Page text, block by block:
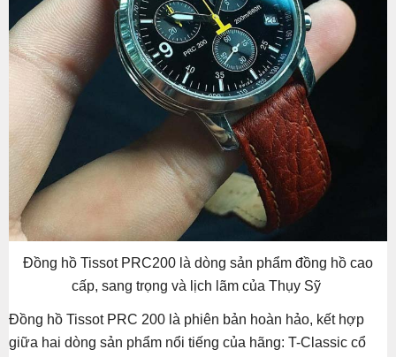
Đồng hồ Tissot PRC200 là dòng sản phẩm đồng hồ cao
cấp, sang trọng và lịch lãm của Thụy Sỹ
Đồng hồ Tissot PRC 200 là phiên bản hoàn hảo, kết hợp
giữa hai dòng sản phẩm nổi tiếng của hãng: T-Classic cổ